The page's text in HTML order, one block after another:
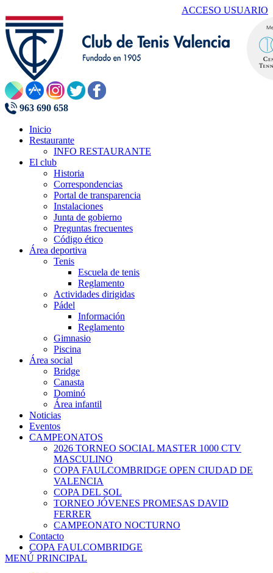
ACCESO USUARIO
963 690 658
Inicio
Restaurante
INFO RESTAURANTE
El club
Historia
Correspondencias
Portal de transparencia
Instalaciones
Junta de gobierno
Preguntas frecuentes
Código ético
Área deportiva
Tenis
Escuela de tenis
Reglamento
Actividades dirigidas
Pádel
Información
Reglamento
Gimnasio
Piscina
Área social
Bridge
Canasta
Dominó
Área infantil
Noticias
Eventos
CAMPEONATOS
2026 TORNEO SOCIAL MASTER 1000 CTV
MASCULINO
COPA FAULCOMBRIDGE OPEN CIUDAD DE
VALENCIA
COPA DEL SOL
TORNEO JÓVENES PROMESAS DAVID
FERRER
CAMPEONATO NOCTURNO
Contacto
COPA FAULCOMBRIDGE
MENÚ PRINCIPAL